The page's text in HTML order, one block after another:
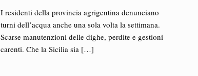
I residenti della provincia agrigentina denunciano
turni dell’acqua anche una sola volta la settimana.
Scarse manutenzioni delle dighe, perdite e gestioni
carenti. Che la Sicilia sia[…]